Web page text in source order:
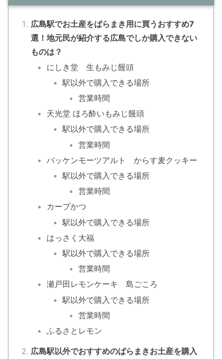
広島駅でお土産をばらまき用に買うおすすめ7
選！地元民が紹介する広島でしか購入できない
ものは？
にしき堂 生もみじ饅頭
駅以外で購入できる場所
営業時間
天光堂 ほろ酔いもみじ饅頭
駅以外で購入できる場所
営業時間
バッケンモーツアルト からす麦クッキー
駅以外で購入できる場所
営業時間
カープかつ
駅以外で購入できる場所
はっさく大福
駅以外で購入できる場所
営業時間
瀬戸田レモンケーキ 島ごころ
駅以外で購入できる場所
営業時間
ふるさとレモン
広島駅以外でおすすめのばらまきお土産を購入